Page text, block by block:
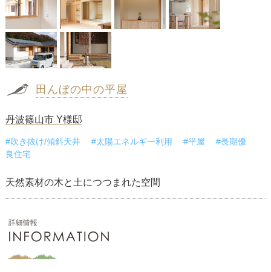
田んぼの中の平屋
丹波篠山市 Y様邸
#吹き抜け/傾斜天井 #太陽エネルギー利用 #平屋
#長期優
良住宅
天然素材の木と土につつまれた空間